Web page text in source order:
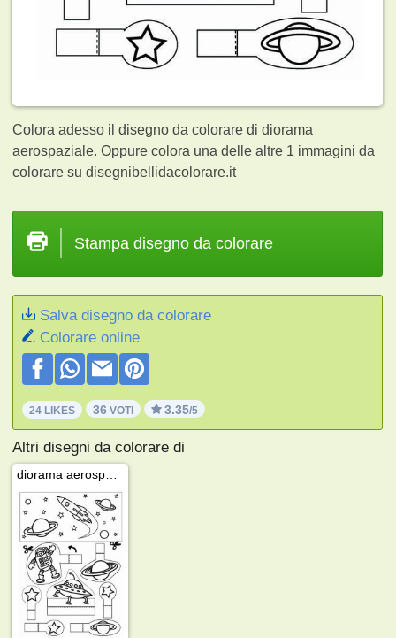
Colora adesso il disegno da colorare di diorama
aerospaziale. Oppure colora una delle altre 1 immagini da
colorare su disegnibellidacolorare.it
Stampa disegno da colorare
Salva disegno da colorare
Colorare online
24 LIKES 36 VOTI 3.35/5
Altri disegni da colorare di